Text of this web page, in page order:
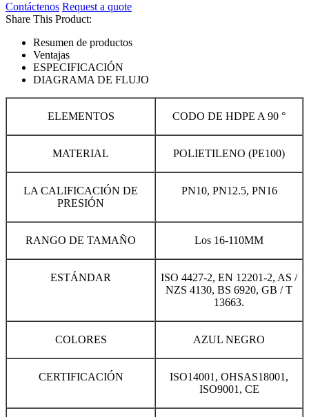
Contáctenos Request a quote
Share This Product:
Resumen de productos
Ventajas
ESPECIFICACIÓN
DIAGRAMA DE FLUJO
ELEMENTOS CODO DE HDPE A 90 °
MATERIAL POLIETILENO (PE100)
LA CALIFICACIÓN DE
PRESIÓN
PN10, PN12.5, PN16
RANGO DE TAMAÑO Los 16-110MM
ESTÁNDAR
ISO 4427-2, EN 12201-2, AS /
NZS 4130, BS 6920, GB / T
13663.
COLORES AZUL NEGRO
CERTIFICACIÓN
ISO14001, OHSAS18001,
ISO9001, CE